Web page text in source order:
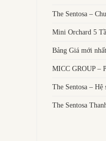
The Sentosa –
Mini Orchard 5
Bảng Giá mới
MICC GROUP –
The Sentosa –
The Sentosa